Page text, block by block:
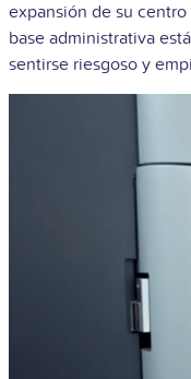
expansión de su
base administrativa
sentirse riesgoso y